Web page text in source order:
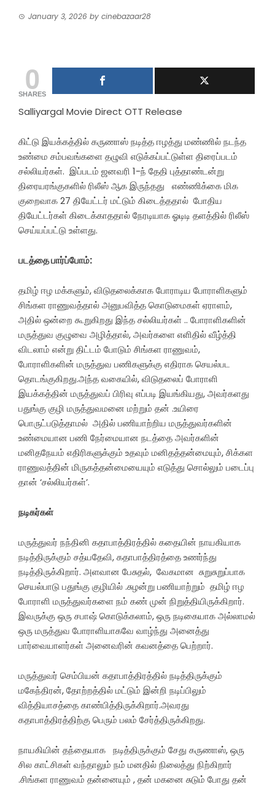
January 3, 2026 by cinebazaar28
0
SHARES
Salliyargal Movie Direct OTT Release
கிட்டு இயக்கத்தில் கருணாஸ் நடித்த ஈழத்து மண்ணில் நடந்த
உண்மை சம்பவங்களை தழுவி எடுக்கப்பட்டுள்ள திரைப்படம்
சல்லியர்கள். இப்படம் ஜனவரி 1-ந் தேதி புத்தாண்டன்று
திரையரங்குகளில் ரிலீஸ் ஆக இருந்தது எண்ணிக்கை மிக
குறைவாக 27 தியேட்டர் மட்டும் கிடைத்ததால் போதிய
தியேட்டர்கள் கிடைக்காததால் நேரடியாக ஓடிடி தளத்தில் ரிலீஸ்
செய்யப்பட்டு உள்ளது.
படத்தை பார்ப்போம்:
தமிழ் ஈழ மக்களும், விடுதலைக்காக போராடிய போராளிகளும்
சிங்கள ராணுவத்தால் அனுபவித்த கொடுமைகள் ஏராளம்,
அதில் ஒன்றை கூறுகிறது இந்த சல்லியர்கள் .. போராளிகளின்
மருத்துவ குழுவை அழித்தால், அவர்களை எளிதில் வீழ்த்தி
விடலாம் என்று திட்டம் போடும் சிங்கள ராணுவம்,
போராளிகளின் மருத்துவ பணிகளுக்கு எதிராக செயல்பட
தொடங்குகிறது.அந்த வகையில், விடுதலைப் போராளி
இயக்கத்தின் மருத்துவப் பிரிவு எப்படி இயங்கியது, அவர்களது
பதுங்கு குழி மருத்துவமனை மற்றும் தன் .உயிரை
பொருட்படுத்தாமல் அதில் பணியாற்றிய மருத்துவர்களின்
உண்மையான பணி நேர்மையான நடத்தை அவர்களின்
மனிதநேயம் எதிரிகளுக்கும் உதவும் மனிதத்தன்மையும், சிக்கள
ராணுவத்தின் மிருகத்தன்மையையும் எடுத்து சொல்லும் படைப்பு
தான் ‘சல்லியர்கள்’.
நடிகர்கள்
மருத்துவர் நந்தினி கதாபாத்திரத்தில் கதையின் நாயகியாக
நடித்திருக்கும் சத்யதேவி, கதாபாத்திரத்தை உணர்ந்து
நடித்திருக்கிறார். அளவான பேசுதல், வேகமான சுறுசுறுப்பாக
செயல்பாடு பதுங்கு குழியில் .சுழன்று பணியாற்றும் தமிழ் ஈழ
போராளி மருத்துவர்களை நம் கண் முன் நிறுத்தியிருக்கிறார்.
இவருக்கு ஒரு சபாஷ் கொடுக்கலாம், ஒரு நடிகையாக அல்லாமல்
ஒரு மருத்துவ போராளியாகவே வாழ்ந்து அனைத்து
பார்வையாளர்கள் அனைவரின் கவனத்தை பெற்றார்.
மருத்துவர் செம்பியன் கதாபாத்திரத்தில் நடித்திருக்கும்
மகேந்திரன், தோற்றத்தில் மட்டும் இன்றி நடிப்பிலும்
வித்தியாசத்தை காண்பித்திருக்கிறார்.அவரது
கதாபாத்திரத்திற்கு பெரும் பலம் சேர்த்திருக்கிறது.
நாயகியின் தந்தையாக நடித்திருக்கும் சேது கருணாஸ், ஒரு
சில காட்சிகள் வந்தாலும் நம் மனதில் நிலைத்து நிற்கிறார்
.சிங்கள ராணுவம் தன்னையும் , தன் மகனை சுடும் போது தன்